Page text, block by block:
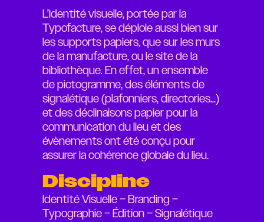
L’identité visuelle, portée par la
Typofacture, se déploie aussi bien sur
les supports papiers, que sur les murs
de la manufacture, ou le site de la
bibliothèque. En effet, un ensemble
de pictogramme, des éléments de
signalétique (plafonniers, directories…)
et des déclinaisons papier pour la
communication du lieu et des
évènements ont été conçu pour
assurer la cohérence globale du lieu.
Discipline
Identité Visuelle – Branding –
Typographie – Édition – Signalétique